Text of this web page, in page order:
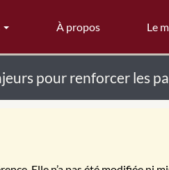
À propos Le
pour renforcer les